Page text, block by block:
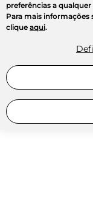
preferências a
Para mais informações
clique aqui.